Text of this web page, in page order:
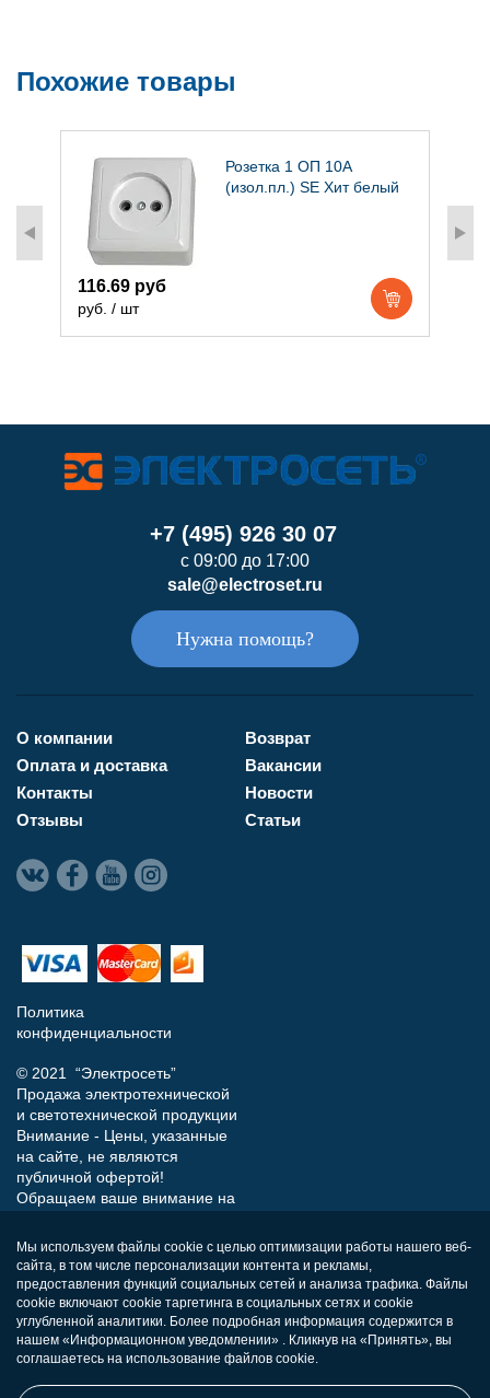
Похожие товары
Розетка 1 ОП 10А
(изол.пл.) SE Хит белый
116.69 руб
руб. / шт
+7 (495) 926 30 07
с 09:00 до 17:00
sale@electroset.ru
Нужна помощь?
О компании
Оплата и доставка
Контакты
Отзывы
Возврат
Вакансии
Новости
Статьи
Политика
конфиденциальности
© 2021 “Электросеть”
Продажа электротехнической
и светотехнической продукции
Внимание - Цены, указанные
на сайте, не являются
публичной офертой!
Обращаем ваше внимание на
носит исключительно
информационный характер и
ни при каких условиях не
является публичной офертой,
определяемой положениями
Статьи 437 (п.2) Гражданского
кодекса РФ.
Мы используем файлы cookie с целью оптимизации работы нашего веб-
сайта, в том числе персонализации контента и рекламы,
предоставления функций социальных сетей и анализа трафика. Файлы
cookie включают cookie таргетинга в социальных сетях и cookie
углубленной аналитики. Более подробная информация содержится в
нашем «Информационном уведомлении» . Кликнув на «Принять», вы
соглашаетесь на использование файлов cookie.